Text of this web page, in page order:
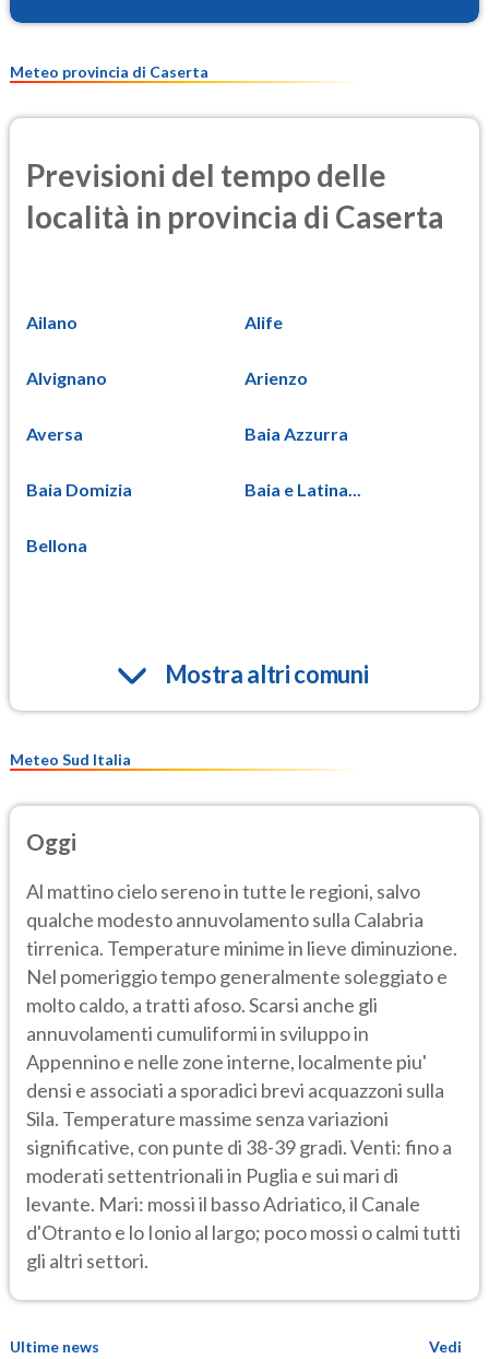
Meteo provincia di Caserta
Previsioni del tempo delle
località in provincia di Caserta
Ailano Alife
Alvignano Arienzo
Aversa Baia Azzurra
Baia Domizia Baia e Latina...
Bellona
Mostra altri comuni
Meteo Sud Italia
Oggi
Al mattino cielo sereno in tutte le regioni, salvo
qualche modesto annuvolamento sulla Calabria
tirrenica. Temperature minime in lieve diminuzione.
Nel pomeriggio tempo generalmente soleggiato e
molto caldo, a tratti afoso. Scarsi anche gli
annuvolamenti cumuliformi in sviluppo in
Appennino e nelle zone interne, localmente piu'
densi e associati a sporadici brevi acquazzoni sulla
Sila. Temperature massime senza variazioni
significative, con punte di 38-39 gradi. Venti: fino a
moderati settentrionali in Puglia e sui mari di
levante. Mari: mossi il basso Adriatico, il Canale
d'Otranto e lo Ionio al largo; poco mossi o calmi tutti
gli altri settori.
Ultime news
Vedi